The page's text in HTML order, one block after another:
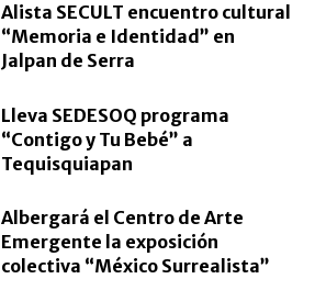
Alista SECULT encuentro cultural
“Memoria e Identidad” en
Jalpan de Serra
Lleva SEDESOQ programa
“Contigo y Tu Bebé” a
Tequisquiapan
Albergará el Centro de Arte
Emergente la exposición
colectiva “México Surrealista”